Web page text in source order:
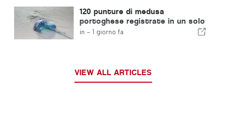
120 punture di medusa
portoghese registrate in un solo
giorno
in - 1 giorno fa
VIEW ALL ARTICLES